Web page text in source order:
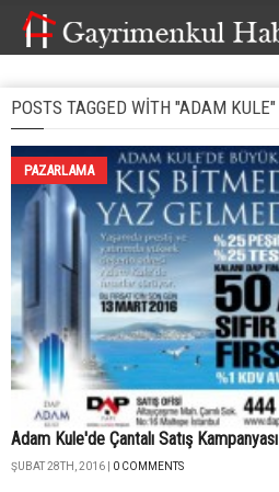
POSTS TAGGED WITH "ADAM KULE"
PAZARLAMA
Adam Kule'de Çantalı Satış Kampanyası
ŞUBAT 28TH, 2016 | 0 COMMENTS